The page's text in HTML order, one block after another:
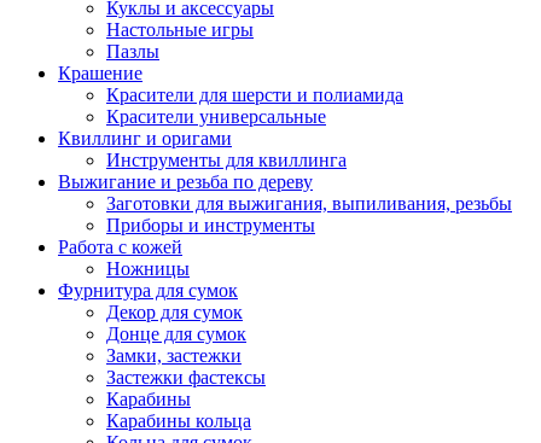
Куклы и аксессуары
Настольные игры
Пазлы
Крашение
Красители для шерсти и полиамида
Красители универсальные
Квиллинг и оригами
Инструменты для квиллинга
Выжигание и резьба по дереву
Заготовки для выжигания, выпиливания, резьбы
Приборы и инструменты
Работа с кожей
Ножницы
Фурнитура для сумок
Декор для сумок
Донце для сумок
Замки, застежки
Застежки фастексы
Карабины
Карабины кольца